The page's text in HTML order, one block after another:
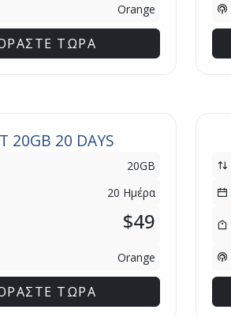
Orange
ΤΩΡΑ
20GB 20 DAYS
20GB
20 Ημέρα
$49
Orange
ΤΩΡΑ